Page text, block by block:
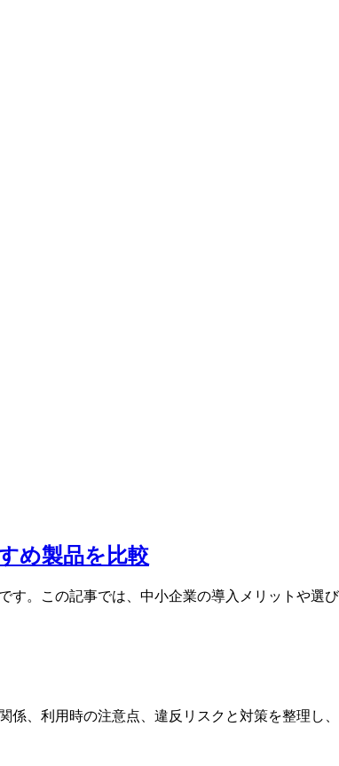
め製品を比較
。この記事では、中小企業の導入メリットや選
、利用時の注意点、違反リスクと対策を整理し